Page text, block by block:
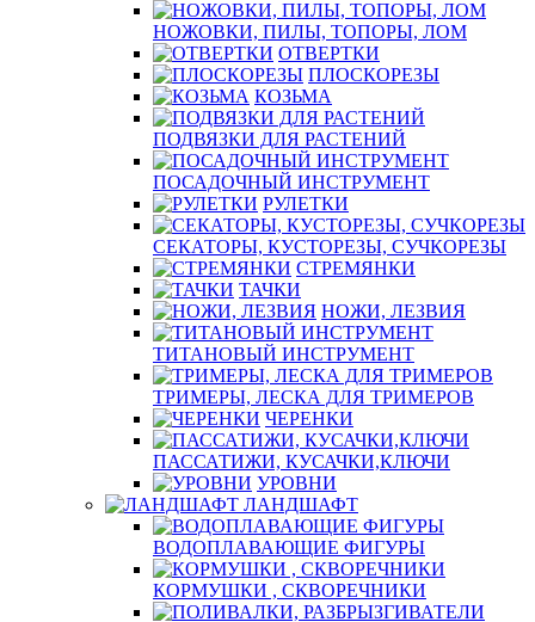
НОЖОВКИ, ПИЛЫ, ТОПОРЫ, ЛОМ
ОТВЕРТКИ
ПЛОСКОРЕЗЫ
КОЗЬМА
ПОДВЯЗКИ ДЛЯ РАСТЕНИЙ
ПОСАДОЧНЫЙ ИНСТРУМЕНТ
РУЛЕТКИ
СЕКАТОРЫ, КУСТОРЕЗЫ, СУЧКОРЕЗЫ
СТРЕМЯНКИ
ТАЧКИ
НОЖИ, ЛЕЗВИЯ
ТИТАНОВЫЙ ИНСТРУМЕНТ
ТРИМЕРЫ, ЛЕСКА ДЛЯ ТРИМЕРОВ
ЧЕРЕНКИ
ПАССАТИЖИ, КУСАЧКИ,КЛЮЧИ
УРОВНИ
ЛАНДШАФТ
ВОДОПЛАВАЮЩИЕ ФИГУРЫ
КОРМУШКИ , СКВОРЕЧНИКИ